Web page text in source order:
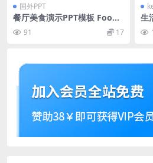
国外PPT
餐厅美食演示PPT模板 Foodri
ch – Food PowerPoint Tem
plate
91 17
生
设
te